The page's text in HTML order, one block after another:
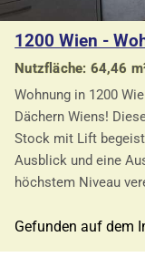
1200 Wien -
Nutzfläche: 64,46
Wohnung in 1200
Dächern Wiens!
Stock mit Lift
Ausblick und eine
höchstem Niveau
Gefunden auf dem